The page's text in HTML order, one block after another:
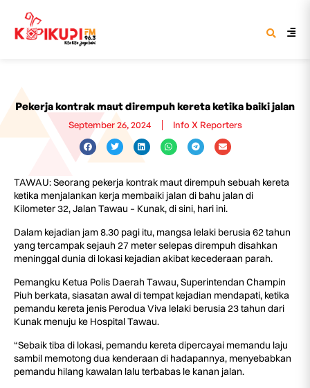
Pekerja kontrak maut dirempuh kereta ketika baiki jalan
September 26, 2024 Info X Reporters
TAWAU: Seorang pekerja kontrak maut dirempuh sebuah kereta
ketika menjalankan kerja membaiki jalan di bahu jalan di
Kilometer 32, Jalan Tawau – Kunak, di sini, hari ini.
Dalam kejadian jam 8.30 pagi itu, mangsa lelaki berusia 62 tahun
yang tercampak sejauh 27 meter selepas dirempuh disahkan
meninggal dunia di lokasi kejadian akibat kecederaan parah.
Pemangku Ketua Polis Daerah Tawau, Superintendan Champin
Piuh berkata, siasatan awal di tempat kejadian mendapati, ketika
pemandu kereta jenis Perodua Viva lelaki berusia 23 tahun dari
Kunak menuju ke Hospital Tawau.
“Sebaik tiba di lokasi, pemandu kereta dipercayai memandu laju
sambil memotong dua kenderaan di hadapannya, menyebabkan
pemandu hilang kawalan lalu terbabas le kanan jalan.